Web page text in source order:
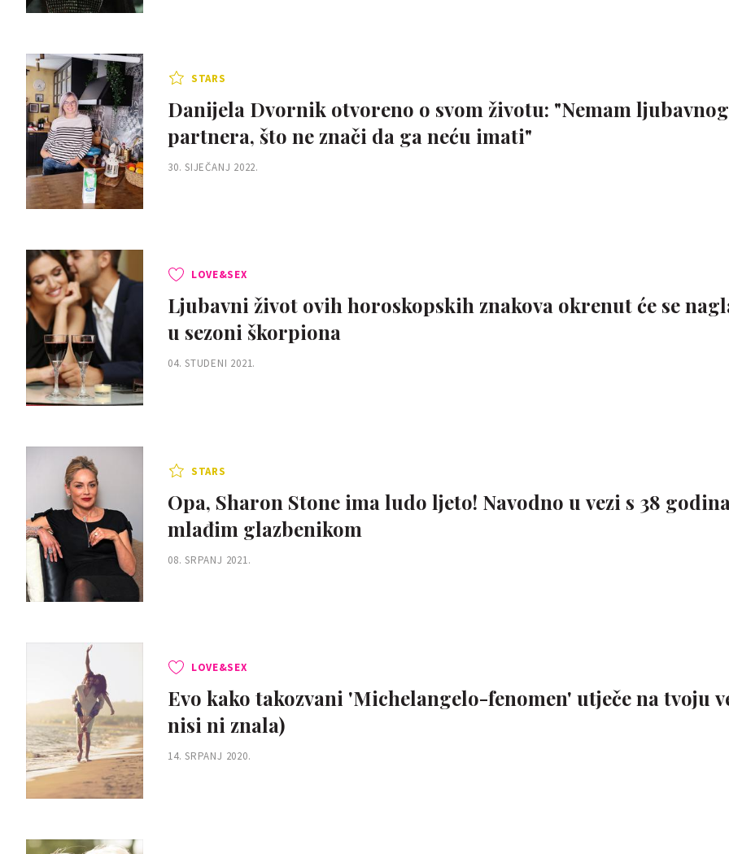
STARS
Danijela Dvornik otvoreno o svom životu: "Nemam ljubavnog
partnera, što ne znači da ga neću imati"
30. SIJEČANJ 2022.
LOVE&SEX
Ljubavni život ovih horoskopskih znakova okrenut će se
u sezoni škorpiona
04. STUDENI 2021.
STARS
Opa, Sharon Stone ima ludo ljeto! Navodno u vezi s 38 godina
mlađim glazbenikom
08. SRPANJ 2021.
LOVE&SEX
Evo kako takozvani 'Michelangelo-fenomen' utječe na tvoju
nisi ni znala)
14. SRPANJ 2020.